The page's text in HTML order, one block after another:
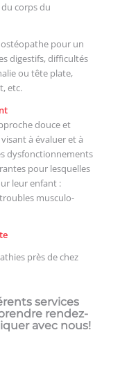
corps du
pour un
digestifs, difficultés
ou tête plate,
etc.
douce et
à évaluer et à
dysfonctionnements
pour lesquelles
leur enfant :
musculo-
près de chez
services
rendez-
avec nous!